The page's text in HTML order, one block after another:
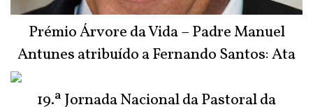
Prémio Árvore da Vida – Padre Manuel
Antunes atribuído a Fernando Santos: Ata
19.ª Jornada Nacional da Pastoral da